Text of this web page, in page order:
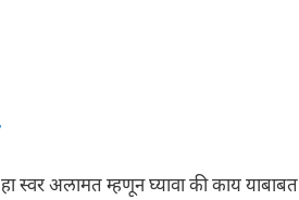
स्वर अलामत म्हणून घ्यावा की काय याबाबत